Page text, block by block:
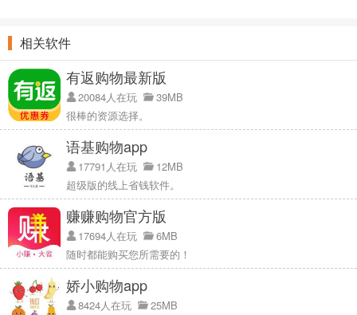
相关软件
有返购物最新版
20084人在玩
39MB
很棒的资源选择。
语基购物app
17791人在玩
12MB
超级版的线上省钱软件。
赚赚购物官方版
17694人在玩
6MB
随时都能购买您所需要的！
娇小购物app
8424人在玩
25MB